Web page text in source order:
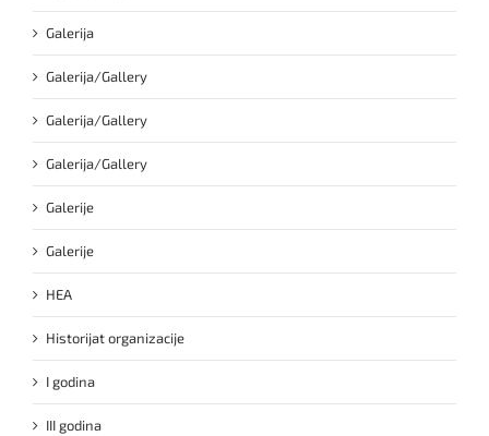
Galerija
Galerija/Gallery
Galerija/Gallery
Galerija/Gallery
Galerije
Galerije
HEA
Historijat organizacije
I godina
III godina